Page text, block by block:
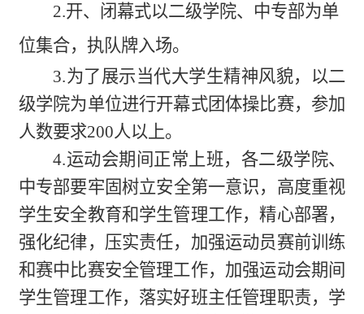
2.开、闭幕式以二级学院、 中专部为单
位集合，执队牌入场。
3.为了展示当代大学生精神风貌，以二
级学院为单位进行开幕式团体操比赛，参加
人数要求200人以上。
4.运动会期间正常上班，各二级学院、
中专部要牢固树立安全第一意识，高度重视
学生安全教育和学生管理工作，精心部署，
强化纪律，压实责任，加强运动员赛前训练
和赛中比赛安全管理工作，加强运动会期间
学生管理工作，落实好班主任管理职责，学